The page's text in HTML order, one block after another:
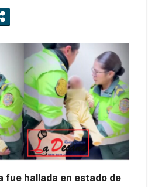
fue hallada en estado de